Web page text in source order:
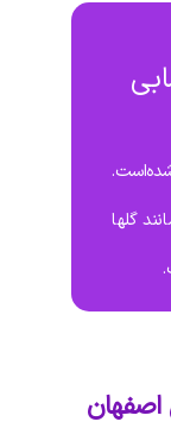
گلها
اصفهان